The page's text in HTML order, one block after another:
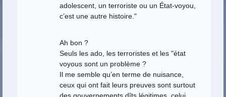
adolescent, un terroriste ou un État-voyou,
c’est une autre histoire."
Ah bon ?
Seuls les ado, les terroristes et les "état
voyous sont un problème ?
Il me semble qu’en terme de nuisance,
ceux qui ont fait leurs preuves sont surtout